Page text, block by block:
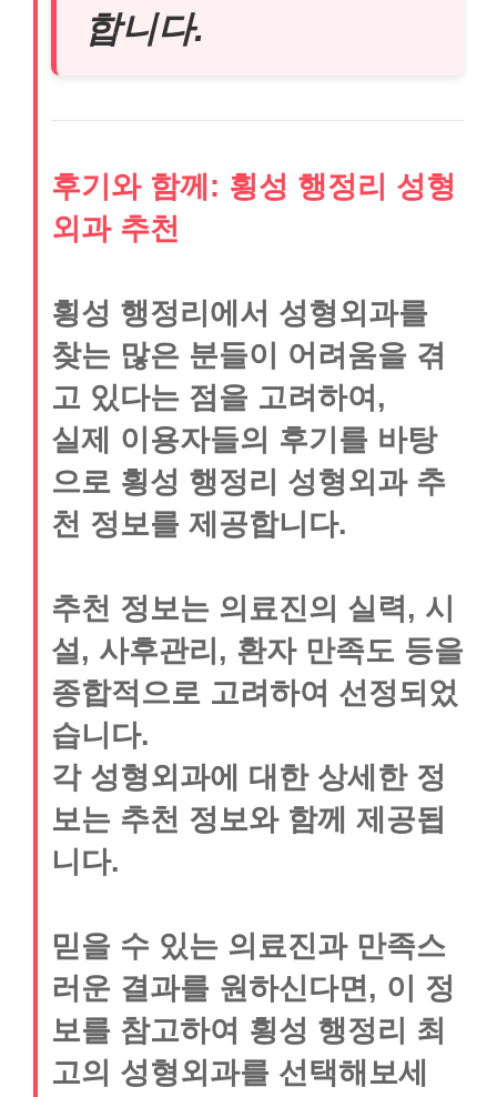
합니다.
후기와 함께: 횡성 행정리 성형
외과 추천
횡성 행정리에서 성형외과를
찾는 많은 분들이 어려움을 겪
고 있다는 점을 고려하여,
실제 이용자들의 후기를 바탕
으로 횡성 행정리 성형외과 추
천 정보를 제공합니다.
추천 정보는 의료진의 실력, 시
설, 사후관리, 환자 만족도 등을
종합적으로 고려하여 선정되었
습니다.
각 성형외과에 대한 상세한 정
보는 추천 정보와 함께 제공됩
니다.
믿을 수 있는 의료진과 만족스
러운 결과를 원하신다면, 이 정
보를 참고하여 횡성 행정리 최
고의 성형외과를 선택해보세